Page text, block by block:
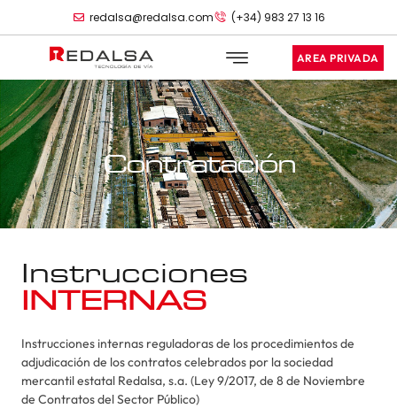
redalsa@redalsa.com (+34) 983 27 13 16
AREA PRIVADA
Contratación
Instrucciones
INTERNAS
Instrucciones internas reguladoras de los procedimientos de
adjudicación de los contratos celebrados por la sociedad
mercantil estatal Redalsa, s.a. (Ley 9/2017, de 8 de Noviembre
de Contratos del Sector Público)